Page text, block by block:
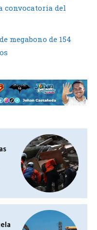
convocatoria del
megabono de 154